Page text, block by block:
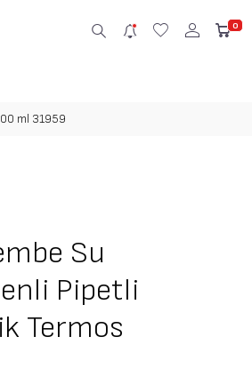
0
ml 31959
Su
Pipetli
Termos